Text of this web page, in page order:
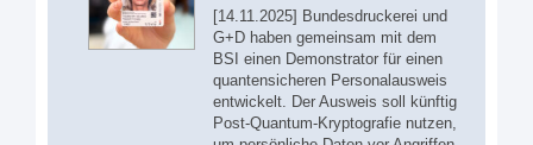
[14.11.2025] Bundesdruckerei und
G+D haben gemeinsam mit dem
BSI einen Demonstrator für einen
quantensicheren Personalausweis
entwickelt. Der Ausweis soll künftig
Post-Quantum-Kryptografie nutzen,